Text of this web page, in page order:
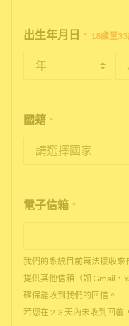
出生年月日 * 18歲至
國籍 *
電子信箱 *
我們的系統目前無法接收
提供其他信箱（如 Gmail、
確保能收到我們的回信。
若您在 2-3 天內未收到回覆